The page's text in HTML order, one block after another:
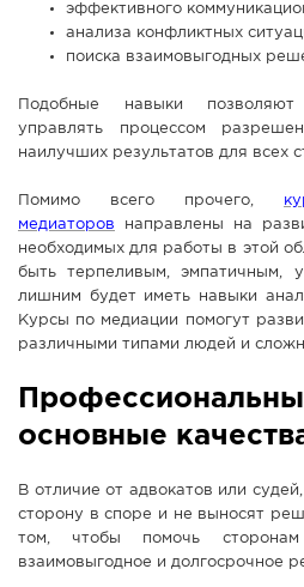
эффективного
анализа конфликтных
поиска взаимовыгодных
Подобные навыки
управлять процессом
наилучших результатов для всех
Помимо всего прочего,
медиаторов направлены на
необходимых для работы в этой
быть терпеливым, эмпатичным,
лишним будет иметь навыки
Курсы по медиации помогут
различными типами людей и
основные
В отличие от адвокатов или
сторону в споре и не выносят
том, чтобы помочь сторонам
взаимовыгодное и долгосрочное